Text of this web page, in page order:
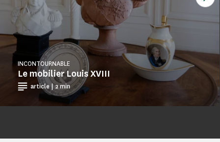
Le mobilier Louis XVIII
INCONTOURNABLE
article | 2 min